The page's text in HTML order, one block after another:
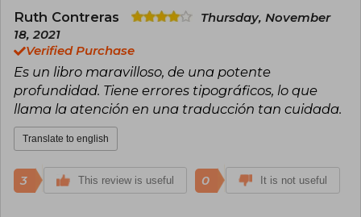
Ruth Contreras
Thursday, November
18, 2021
Verified Purchase
Es un libro maravilloso, de una potente
profundidad. Tiene errores tipográficos, lo que
llama la atención en una traducción tan cuidada.
Translate to english
3 This review is useful 0 It is not useful